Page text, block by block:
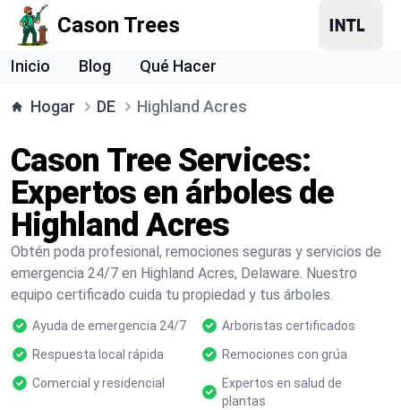
Cason Trees
Inicio Blog Qué Hacer
Hogar DE Highland Acres
Cason Tree Services:
Expertos en árboles de
Highland Acres
Obtén poda profesional, remociones seguras y servicios de
emergencia 24/7 en Highland Acres, Delaware. Nuestro
equipo certificado cuida tu propiedad y tus árboles.
Ayuda de emergencia 24/7
Arboristas certificados
Respuesta local rápida
Remociones con grúa
Comercial y residencial
Expertos en salud de
plantas